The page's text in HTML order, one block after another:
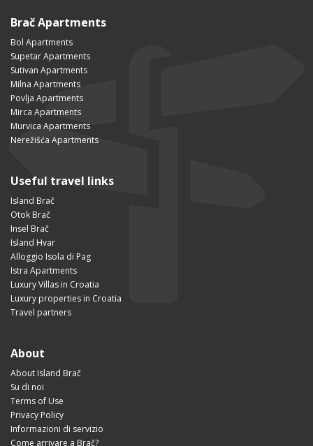
Brač Apartments
Bol Apartments
Supetar Apartments
Sutivan Apartments
Milna Apartments
Povlja Apartments
Mirca Apartments
Murvica Apartments
Nerežišća Apartments
Useful travel links
Island Brač
Otok Brač
Insel Brač
Island Hvar
Alloggio Isola di Pag
Istra Apartments
Luxury Villas in Croatia
Luxury properties in Croatia
Travel partners
About
About Island Brač
Su di noi
Terms of Use
Privacy Policy
Informazioni di servizio
Come arrivare a Brač?